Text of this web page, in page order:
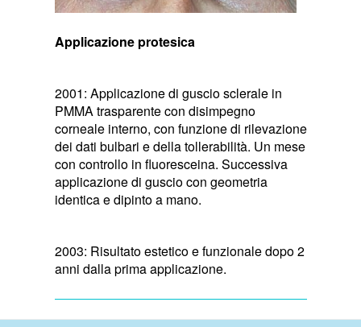
Applicazione protesica
2001: Applicazione di guscio sclerale in
PMMA trasparente con disimpegno
corneale interno, con funzione di rilevazione
dei dati bulbari e della tollerabilità. Un mese
con controllo in fluoresceina. Successiva
applicazione di guscio con geometria
identica e dipinto a mano.
2003: Risultato estetico e funzionale dopo 2
anni dalla prima applicazione.